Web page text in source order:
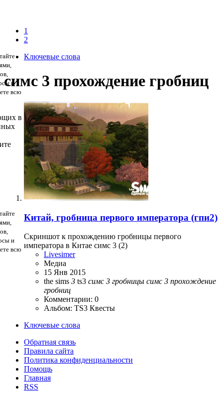
и
всю
в
и
всю
1
2
Ключевые слова
симс 3 прохождение гробниц
Китай, гробница первого императора (гпи2)
Скриншот к прохождению гробницы первого
императора в Китае симс 3 (2)
Livesimer
Медиа
15 Янв 2015
the sims 3 ts3 симс 3 гробницы симс 3 прохождение
гробниц
Комментарии: 0
Альбом: TS3 Квесты
Ключевые слова
Обратная связь
Правила сайта
Политика конфиденциальности
Помощь
Главная
RSS